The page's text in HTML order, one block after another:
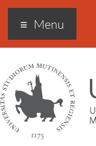
Sport
Menu